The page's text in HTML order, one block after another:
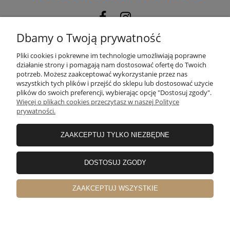
EXPEDITION-GEARTOMASZ MATOSEK
ul. Skorupy 12, 05-340 Kołbiel, woj. mazowieckie
Potrzebujesz pomocy? Zadzwoń!
+48 660 611 422
INFORMACJE
OBSŁUGA KLIENTA
POLECANE KATEGORIE
Dbamy o Twoją prywatność
Pliki cookies i pokrewne im technologie umożliwiają poprawne
działanie strony i pomagają nam dostosować ofertę do Twoich
potrzeb. Możesz zaakceptować wykorzystanie przez nas
wszystkich tych plików i przejść do sklepu lub dostosować użycie
plików do swoich preferencji, wybierając opcję "Dostosuj zgody".
Więcej o plikach cookies przeczytasz w naszej Polityce
prywatności.
ZAAKCEPTUJ TYLKO NIEZBĘDNE
DOSTOSUJ ZGODY
ZAAKCEPTUJ WSZYSTKIE